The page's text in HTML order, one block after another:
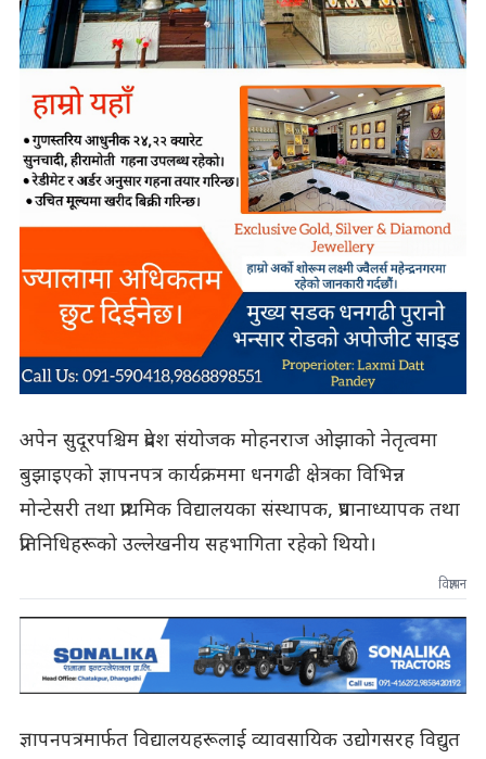
अपेन सुदूरपश्चिम प्रदेश संयोजक मोहनराज ओझाको नेतृत्वमा
बुझाइएको ज्ञापनपत्र कार्यक्रममा धनगढी क्षेत्रका विभिन्न
मोन्टेसरी तथा प्राथमिक विद्यालयका संस्थापक, प्रधानाध्यापक तथा
प्रतिनिधिहरूको उल्लेखनीय सहभागिता रहेको थियो।
विज्ञापन
ज्ञापनपत्रमार्फत विद्यालयहरूलाई व्यावसायिक उद्योगसरह विद्युत